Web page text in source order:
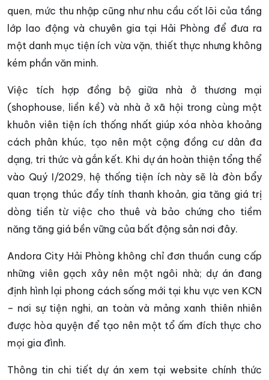
quen, mức thu nhập cũng như nhu cầu cốt lõi của tầng
lớp lao động và chuyên gia tại Hải Phòng để đưa ra
một danh mục tiện ích vừa vặn, thiết thực nhưng không
kém phần văn minh.
Việc tích hợp đồng bộ giữa nhà ở thương mại
(shophouse, liền kề) và nhà ở xã hội trong cùng một
khuôn viên tiện ích thống nhất giúp xóa nhòa khoảng
cách phân khúc, tạo nên một cộng đồng cư dân đa
dạng, tri thức và gắn kết. Khi dự án hoàn thiện tổng thể
vào Quý I/2029, hệ thống tiện ích này sẽ là đòn bẩy
quan trọng thúc đẩy tính thanh khoản, gia tăng giá trị
dòng tiền từ việc cho thuê và bảo chứng cho tiềm
năng tăng giá bền vững của bất động sản nơi đây.
Andora City Hải Phòng không chỉ đơn thuần cung cấp
những viên gạch xây nên một ngôi nhà; dự án đang
định hình lại phong cách sống mới tại khu vực ven KCN
– nơi sự tiện nghi, an toàn và mảng xanh thiên nhiên
được hòa quyện để tạo nên một tổ ấm đích thực cho
mọi gia đình.
Thông tin chi tiết dự án xem tại website chính thức